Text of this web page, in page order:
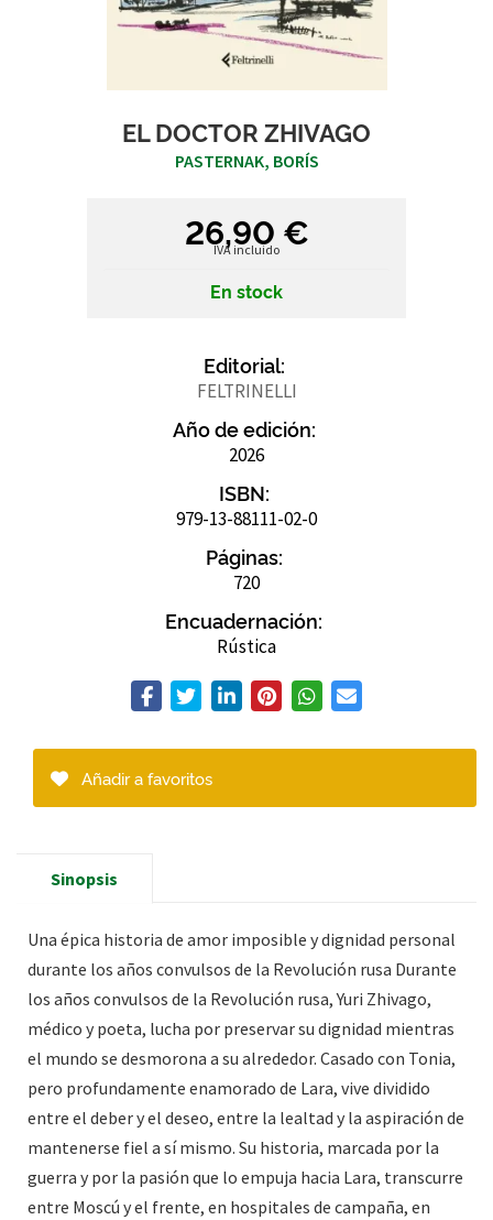
EL DOCTOR ZHIVAGO
PASTERNAK, BORÍS
26,90 €
IVA incluido
En stock
Editorial:
FELTRINELLI
Año de edición:
2026
ISBN:
979-13-88111-02-0
Páginas:
720
Encuadernación:
Rústica
Añadir a favoritos
Sinopsis
Una épica historia de amor imposible y dignidad personal
durante los años convulsos de la Revolución rusa Durante
los años convulsos de la Revolución rusa, Yuri Zhivago,
médico y poeta, lucha por preservar su dignidad mientras
el mundo se desmorona a su alrededor. Casado con Tonia,
pero profundamente enamorado de Lara, vive dividido
entre el deber y el deseo, entre la lealtad y la aspiración de
mantenerse fiel a sí mismo. Su historia, marcada por la
guerra y por la pasión que lo empuja hacia Lara, transcurre
entre Moscú y el frente, en hospitales de campaña, en